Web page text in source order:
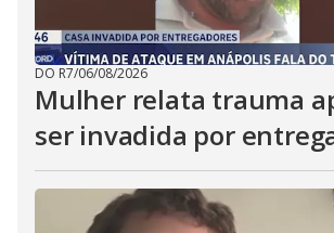
DO R7/06/08/2026
Mulher relata trauma
ser invadida por